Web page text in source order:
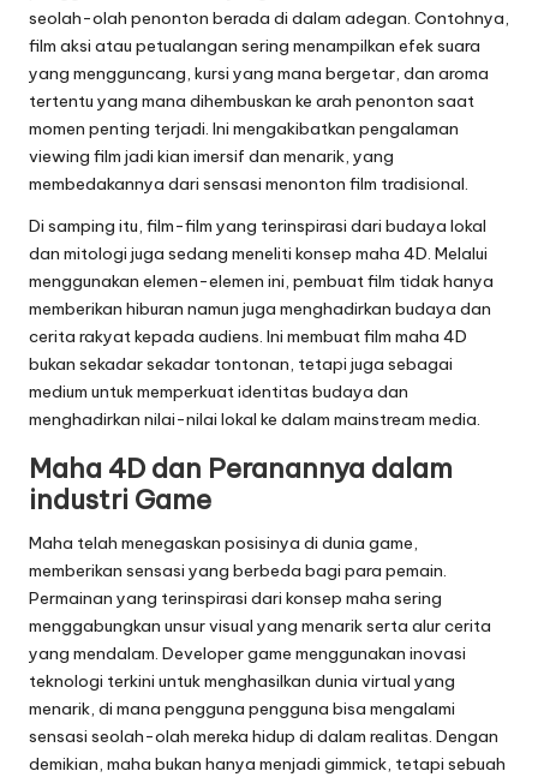
seolah-olah penonton berada di dalam adegan. Contohnya,
film aksi atau petualangan sering menampilkan efek suara
yang mengguncang, kursi yang mana bergetar, dan aroma
tertentu yang mana dihembuskan ke arah penonton saat
momen penting terjadi. Ini mengakibatkan pengalaman
viewing film jadi kian imersif dan menarik, yang
membedakannya dari sensasi menonton film tradisional.
Di samping itu, film-film yang terinspirasi dari budaya lokal
dan mitologi juga sedang meneliti konsep maha 4D. Melalui
menggunakan elemen-elemen ini, pembuat film tidak hanya
memberikan hiburan namun juga menghadirkan budaya dan
cerita rakyat kepada audiens. Ini membuat film maha 4D
bukan sekadar sekadar tontonan, tetapi juga sebagai
medium untuk memperkuat identitas budaya dan
menghadirkan nilai-nilai lokal ke dalam mainstream media.
Maha 4D dan Peranannya dalam
industri Game
Maha telah menegaskan posisinya di dunia game,
memberikan sensasi yang berbeda bagi para pemain.
Permainan yang terinspirasi dari konsep maha sering
menggabungkan unsur visual yang menarik serta alur cerita
yang mendalam. Developer game menggunakan inovasi
teknologi terkini untuk menghasilkan dunia virtual yang
menarik, di mana pengguna pengguna bisa mengalami
sensasi seolah-olah mereka hidup di dalam realitas. Dengan
demikian, maha bukan hanya menjadi gimmick, tetapi sebuah